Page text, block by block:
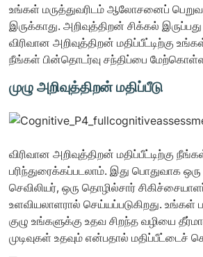
உங்கள் மருத்துவரிடம் ஆலோசனைப்
இருக்காது. அறிவுத்திறன் சிக்கல் இருப்பது
விரிவான அறிவுத்திறன் மதிப்பீட்டிற்கு
நீங்கள் பின்தொடர்வு சந்திப்பை
முழு அறிவுத்திறன் மதிப்பீடு
விரிவான அறிவுத்திறன் மதிப்பீட்டிற்கு
பரிந்துரைக்கப்படலாம். இது பொதுவாக ஒரு
செவிலியர், ஒரு தொழில்சார்
உளவியலாளரால் செய்யப்படுகிறது. உங்கள்
குழு உங்களுக்கு உதவ சிறந்த வழியை
முடிவுகள் உதவும் என்பதால் மதிப்பீட்டைச்